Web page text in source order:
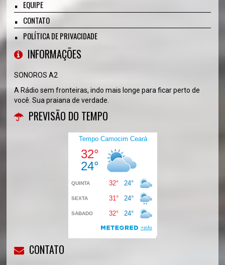
EQUIPE
CONTATO
POLÍTICA DE PRIVACIDADE
INFORMAÇÕES
SONOROS A2
A Rádio sem fronteiras, indo mais longe para ficar perto de
você. Sua praiana de verdade.
PREVISÃO DO TEMPO
CONTATO